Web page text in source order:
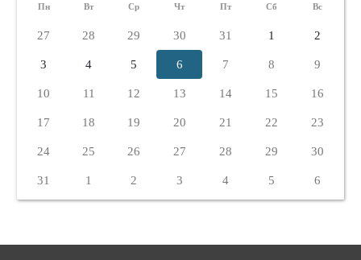
Пн Вт Ср Чт Пт Сб Вс
27 28 29 30 31 1 2
3 4 5 6 7 8 9
10 11 12 13 14 15 16
17 18 19 20 21 22 23
24 25 26 27 28 29 30
31 1 2 3 4 5 6